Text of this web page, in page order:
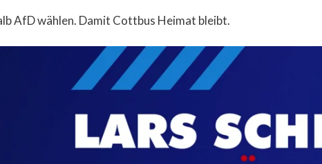
AfD wählen. Damit Cottbus Heimat bleibt.